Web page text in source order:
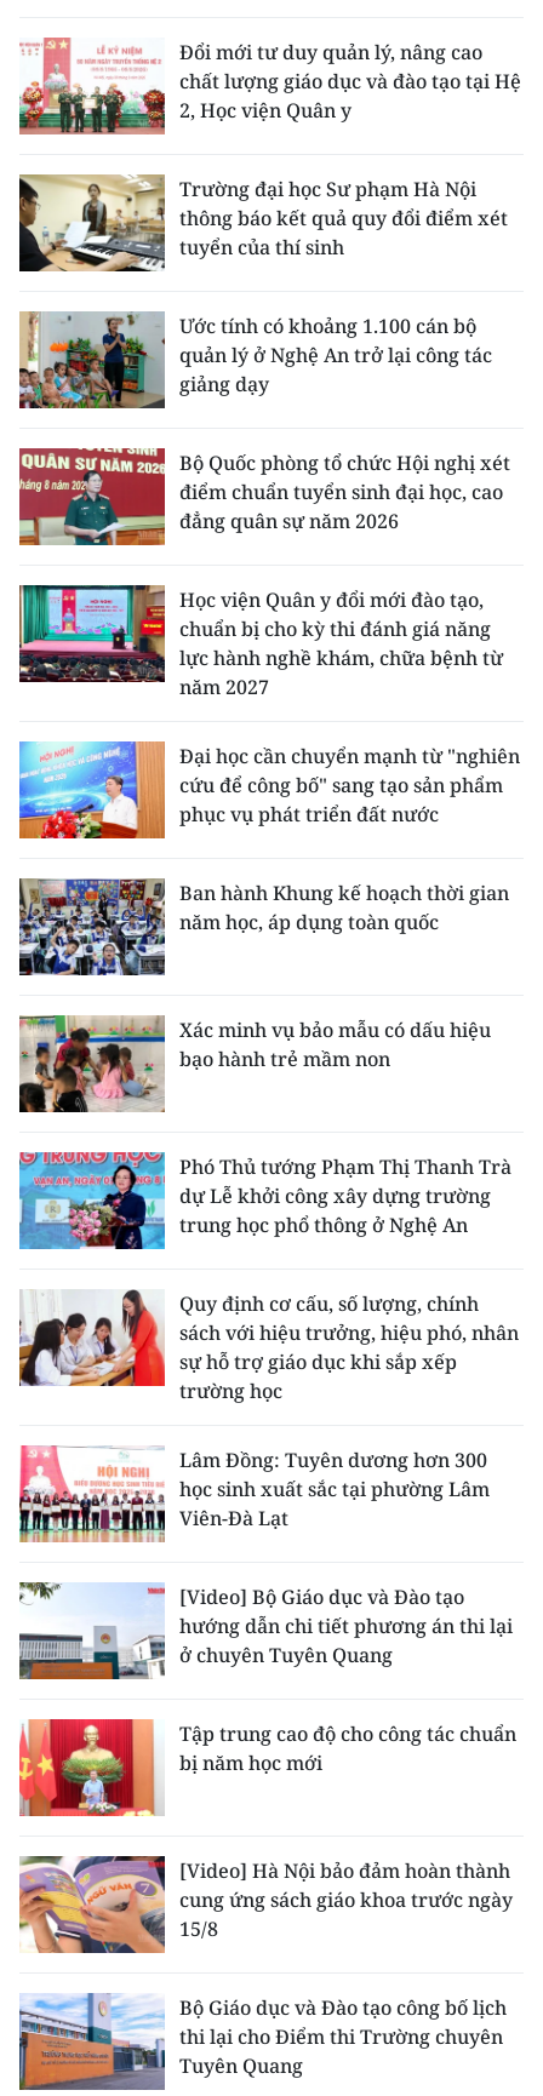
Đổi mới tư duy quản lý, nâng cao
chất lượng giáo dục và đào tạo tại Hệ
2, Học viện Quân y
Trường đại học Sư phạm Hà Nội
thông báo kết quả quy đổi điểm xét
tuyển của thí sinh
Ước tính có khoảng 1.100 cán bộ
quản lý ở Nghệ An trở lại công tác
giảng dạy
Bộ Quốc phòng tổ chức Hội nghị xét
điểm chuẩn tuyển sinh đại học, cao
đẳng quân sự năm 2026
Học viện Quân y đổi mới đào tạo,
chuẩn bị cho kỳ thi đánh giá năng
lực hành nghề khám, chữa bệnh từ
năm 2027
Đại học cần chuyển mạnh từ "nghiên
cứu để công bố" sang tạo sản phẩm
phục vụ phát triển đất nước
Ban hành Khung kế hoạch thời gian
năm học, áp dụng toàn quốc
Xác minh vụ bảo mẫu có dấu hiệu
bạo hành trẻ mầm non
Phó Thủ tướng Phạm Thị Thanh Trà
dự Lễ khởi công xây dựng trường
trung học phổ thông ở Nghệ An
Quy định cơ cấu, số lượng, chính
sách với hiệu trưởng, hiệu phó, nhân
sự hỗ trợ giáo dục khi sắp xếp
trường học
Lâm Đồng: Tuyên dương hơn 300
học sinh xuất sắc tại phường Lâm
Viên-Đà Lạt
[Video] Bộ Giáo dục và Đào tạo
hướng dẫn chi tiết phương án thi lại
ở chuyên Tuyên Quang
Tập trung cao độ cho công tác chuẩn
bị năm học mới
[Video] Hà Nội bảo đảm hoàn thành
cung ứng sách giáo khoa trước ngày
15/8
Bộ Giáo dục và Đào tạo công bố lịch
thi lại cho Điểm thi Trường chuyên
Tuyên Quang